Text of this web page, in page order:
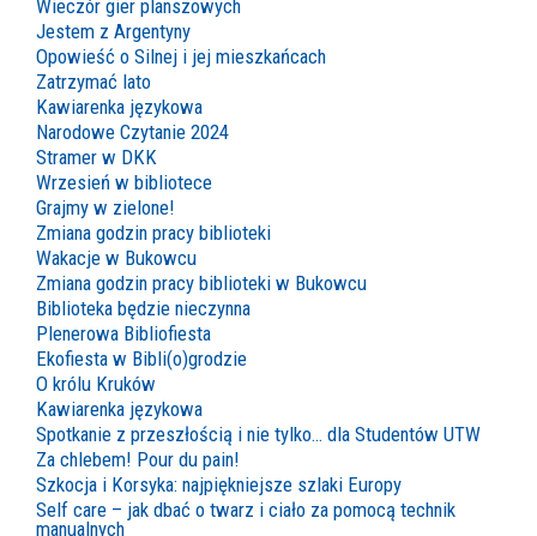
Wieczór gier planszowych
Jestem z Argentyny
Opowieść o Silnej i jej mieszkańcach
Zatrzymać lato
Kawiarenka językowa
Narodowe Czytanie 2024
Stramer w DKK
Wrzesień w bibliotece
Grajmy w zielone!
Zmiana godzin pracy biblioteki
Wakacje w Bukowcu
Zmiana godzin pracy biblioteki w Bukowcu
Biblioteka będzie nieczynna
Plenerowa Bibliofiesta
Ekofiesta w Bibli(o)grodzie
O królu Kruków
Kawiarenka językowa
Spotkanie z przeszłością i nie tylko… dla Studentów UTW
Za chlebem! Pour du pain!
Szkocja i Korsyka: najpiękniejsze szlaki Europy
Self care – jak dbać o twarz i ciało za pomocą technik
manualnych